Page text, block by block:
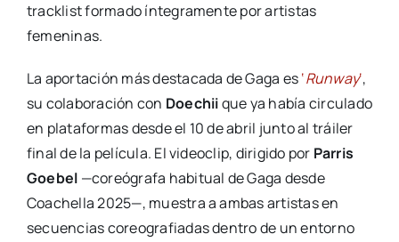
tracklist formado íntegramente por artistas
femeninas.
La aportación más destacada de Gaga es‘Runway‘,
su colaboración con Doechiique ya había circulado
en plataformas desde el 10 de abril junto al tráiler
final de la película. El videoclip, dirigido por Parris
Goebel —coreógrafa habitual de Gaga desde
Coachella 2025—, muestra a ambas artistas en
secuencias coreografiadas dentro de un entorno